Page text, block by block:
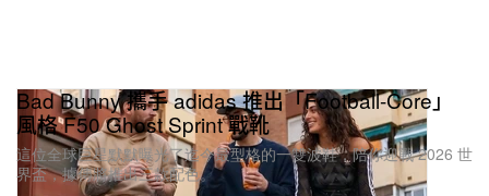
Bad Bunny 攜手 adidas 推出「Football-Core」
風格 F50 Ghost Sprint 戰靴
這位全球巨星默默曝光了迄今最型格的一雙波鞋，陪你迎戰 2026 世
界盃，據傳將推出三款配色。